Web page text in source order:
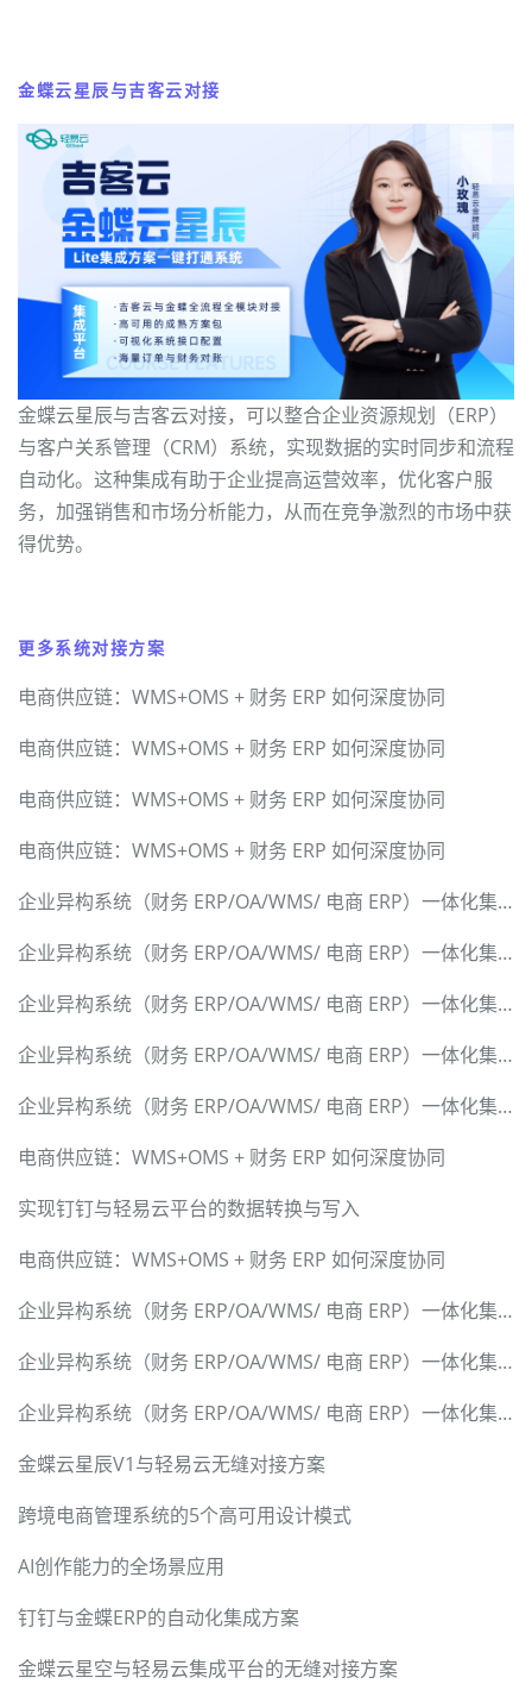
金蝶云星辰与吉客云对接
金蝶云星辰与吉客云对接，可以整合企业资源规划（ERP）
与客户关系管理（CRM）系统，实现数据的实时同步和流程
自动化。这种集成有助于企业提高运营效率，优化客户服
务，加强销售和市场分析能力，从而在竞争激烈的市场中获
得优势。
更多系统对接方案
电商供应链：WMS+OMS + 财务 ERP 如何深度协同
电商供应链：WMS+OMS + 财务 ERP 如何深度协同
电商供应链：WMS+OMS + 财务 ERP 如何深度协同
电商供应链：WMS+OMS + 财务 ERP 如何深度协同
企业异构系统（财务 ERP/OA/WMS/ 电商 ERP）一体化集成解决方案
企业异构系统（财务 ERP/OA/WMS/ 电商 ERP）一体化集成解决方案
企业异构系统（财务 ERP/OA/WMS/ 电商 ERP）一体化集成解决方案
企业异构系统（财务 ERP/OA/WMS/ 电商 ERP）一体化集成解决方案
企业异构系统（财务 ERP/OA/WMS/ 电商 ERP）一体化集成解决方案
电商供应链：WMS+OMS + 财务 ERP 如何深度协同
实现钉钉与轻易云平台的数据转换与写入
电商供应链：WMS+OMS + 财务 ERP 如何深度协同
企业异构系统（财务 ERP/OA/WMS/ 电商 ERP）一体化集成解决方案
企业异构系统（财务 ERP/OA/WMS/ 电商 ERP）一体化集成解决方案
企业异构系统（财务 ERP/OA/WMS/ 电商 ERP）一体化集成解决方案
金蝶云星辰V1与轻易云无缝对接方案
跨境电商管理系统的5个高可用设计模式
AI创作能力的全场景应用
钉钉与金蝶ERP的自动化集成方案
金蝶云星空与轻易云集成平台的无缝对接方案